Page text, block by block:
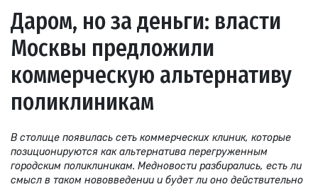
Даром, но за деньги: власти
Москвы предложили
коммерческую альтернативу
поликлиникам
В столице появилась сеть коммерческих клиник, которые
позиционируются как альтернатива перегруженным
городским поликлиникам. Медновости разбирались, есть ли
смысл в таком нововведении и будет ли оно действительно